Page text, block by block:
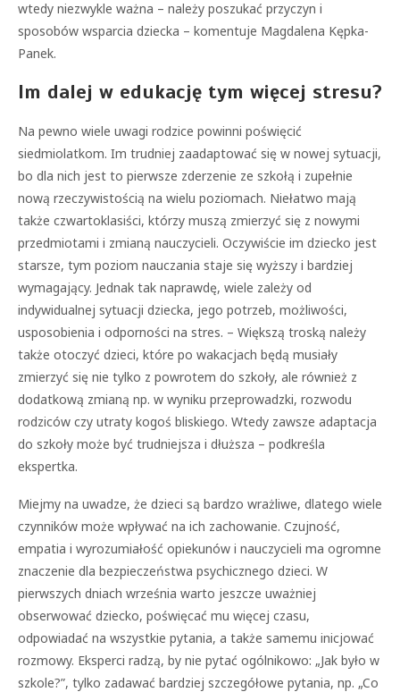
wtedy niezwykle ważna – należy poszukać przyczyn i
sposobów wsparcia dziecka – komentuje Magdalena Kępka-
Panek.
Im dalej w edukację tym więcej stresu?
Na pewno wiele uwagi rodzice powinni poświęcić
siedmiolatkom. Im trudniej zaadaptować się w nowej sytuacji,
bo dla nich jest to pierwsze zderzenie ze szkołą i zupełnie
nową rzeczywistością na wielu poziomach. Niełatwo mają
także czwartoklasiści, którzy muszą zmierzyć się z nowymi
przedmiotami i zmianą nauczycieli. Oczywiście im dziecko jest
starsze, tym poziom nauczania staje się wyższy i bardziej
wymagający. Jednak tak naprawdę, wiele zależy od
indywidualnej sytuacji dziecka, jego potrzeb, możliwości,
usposobienia i odporności na stres. – Większą troską należy
także otoczyć dzieci, które po wakacjach będą musiały
zmierzyć się nie tylko z powrotem do szkoły, ale również z
dodatkową zmianą np. w wyniku przeprowadzki, rozwodu
rodziców czy utraty kogoś bliskiego. Wtedy zawsze adaptacja
do szkoły może być trudniejsza i dłuższa – podkreśla
ekspertka.
Miejmy na uwadze, że dzieci są bardzo wrażliwe, dlatego wiele
czynników może wpływać na ich zachowanie. Czujność,
empatia i wyrozumiałość opiekunów i nauczycieli ma ogromne
znaczenie dla bezpieczeństwa psychicznego dzieci. W
pierwszych dniach września warto jeszcze uważniej
obserwować dziecko, poświęcać mu więcej czasu,
odpowiadać na wszystkie pytania, a także samemu inicjować
rozmowy. Eksperci radzą, by nie pytać ogólnikowo: „Jak było w
szkole?”, tylko zadawać bardziej szczegółowe pytania, np. „Co